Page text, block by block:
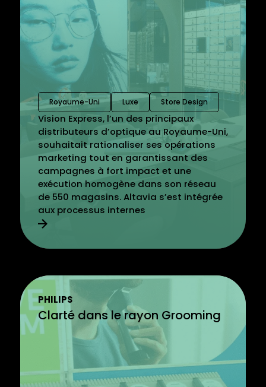
Royaume-Uni Luxe Store Design
Vision Express, l’un des principaux
distributeurs d’optique au Royaume-Uni,
souhaitait rationaliser ses opérations
marketing tout en garantissant des
campagnes à fort impact et une
exécution homogène dans son réseau
de 550 magasins. Altavia s’est intégrée
aux processus internes
PHILIPS
Clarté dans le rayon Grooming